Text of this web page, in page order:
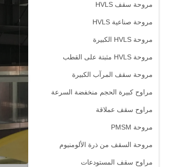
مروحة سقف HVLS
مروحة صناعية HVLS
مروحة HVLS الكبيرة
مروحة HVLS مثبتة على القطب
مروحة سقف المرآب الكبيرة
مراوح كبيرة الحجم منخفضة السرعة
مراوح سقف عملاقة
مروحة PMSM
مروحة السقف من ذرة الألومنيوم
مراوح سقف المستودعات